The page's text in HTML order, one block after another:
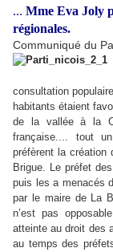
... Mme Eva Joly
régionales.
Communiqué du
consultation
habitants étaient
de la vallée à la
française.... tout
préfèrent la création
Brigue. Le préfet
puis les a menacés
par le maire de La
n’est pas
atteinte au droit des
au temps des